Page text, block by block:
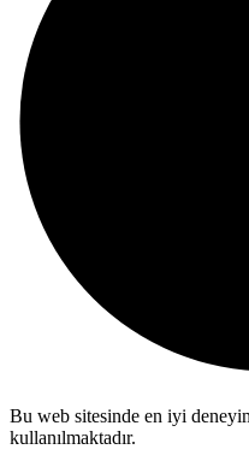
Bu web sitesinde en iyi
kullanılmaktadır.